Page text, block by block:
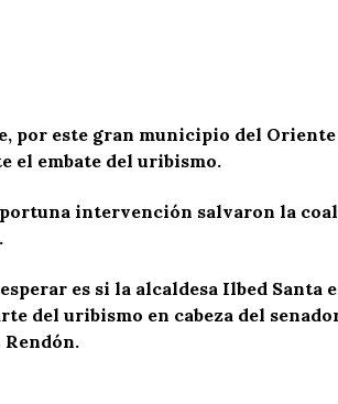
por este gran municipio del
el embate del uribismo.
intervención salvaron la
es si la alcaldesa Ilbed
del uribismo en cabeza del